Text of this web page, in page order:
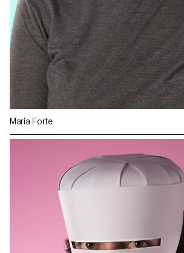
Maria Forte